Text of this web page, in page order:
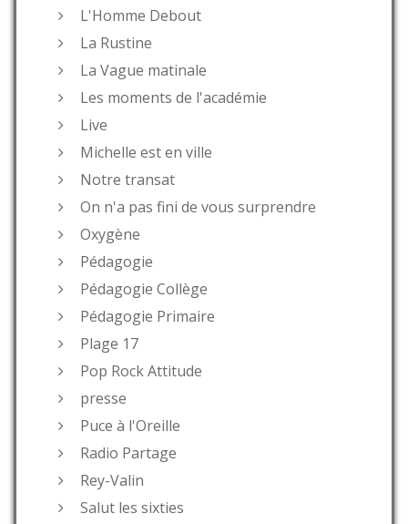
L'Homme Debout
La Rustine
La Vague matinale
Les moments de l'académie
Live
Michelle est en ville
Notre transat
On n'a pas fini de vous surprendre
Oxygène
Pédagogie
Pédagogie Collège
Pédagogie Primaire
Plage 17
Pop Rock Attitude
presse
Puce à l'Oreille
Radio Partage
Rey-Valin
Salut les sixties